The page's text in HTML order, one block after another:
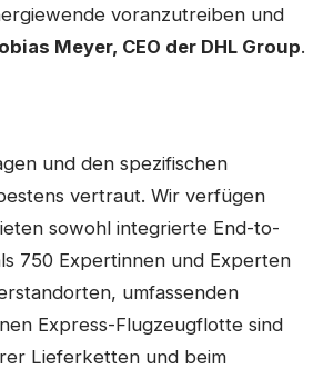
voranzutreiben und
Meyer, CEO der DHL Group.
und den spezifischen
vertraut. Wir verfügen
sowohl integrierte End-to-
750 Expertinnen und Experten
umfassenden
Express-Flugzeugflotte sind
Lieferketten und beim